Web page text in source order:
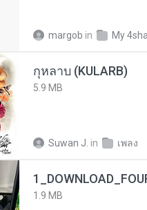
margob in My
กุหลาบ (KULARB)
5.9 MB
Suwan J. in เพลง
1.9 MB